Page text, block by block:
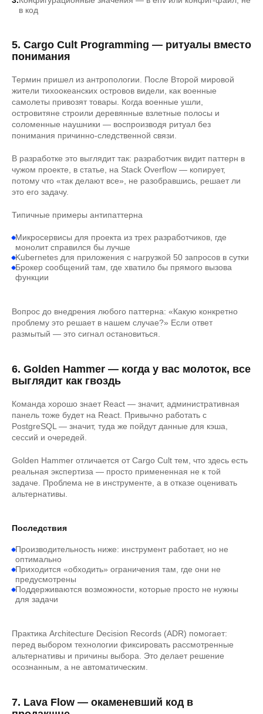
в код
5. Cargo Cult Programming — ритуалы вместо
понимания
Термин пришел из антропологии. После Второй мировой
жители тихоокеанских островов видели, как военные
самолеты привозят товары. Когда военные ушли,
островитяне строили деревянные взлетные полосы и
соломенные наушники — воспроизводя ритуал без
понимания причинно-следственной связи.
В разработке это выглядит так: разработчик видит паттерн в
чужом проекте, в статье, на Stack Overflow — копирует,
потому что «так делают все», не разобравшись, решает ли
это его задачу.
Типичные примеры антипаттерна
Микросервисы для проекта из трех разработчиков, где
монолит справился бы лучше
Kubernetes для приложения с нагрузкой 50 запросов в сутки
Брокер сообщений там, где хватило бы прямого вызова
функции
Вопрос до внедрения любого паттерна: «Какую конкретно
проблему это решает в нашем случае?» Если ответ
размытый — это сигнал остановиться.
6. Golden Hammer — когда у вас молоток, все
выглядит как гвоздь
Команда хорошо знает React — значит, административная
панель тоже будет на React. Привычно работать с
PostgreSQL — значит, туда же пойдут данные для кэша,
сессий и очередей.
Golden Hammer отличается от Cargo Cult тем, что здесь есть
реальная экспертиза — просто примененная не к той
задаче. Проблема не в инструменте, а в отказе оценивать
альтернативы.
Последствия
Производительность ниже: инструмент работает, но не
оптимально
Приходится «обходить» ограничения там, где они не
предусмотрены
Поддерживаются возможности, которые просто не нужны
для задачи
Практика Architecture Decision Records (ADR) помогает:
перед выбором технологии фиксировать рассмотренные
альтернативы и причины выбора. Это делает решение
осознанным, а не автоматическим.
7. Lava Flow — окаменевший код в